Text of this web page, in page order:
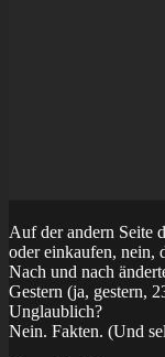
Auf der andern Seite
oder einkaufen, nein,
Nach und nach
Gestern (ja, gestern,
Unglaublich?
Nein. Fakten. (Und